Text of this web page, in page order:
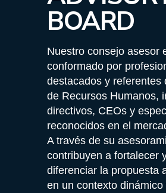
BOARD
Nuestro consejo asesor
conformado por
destacados y referentes
de Recursos Humanos,
directivos, CEOs y
reconocidos en el
A través de su
contribuyen a fortalecer
diferenciar la propuesta
en un contexto dinámico